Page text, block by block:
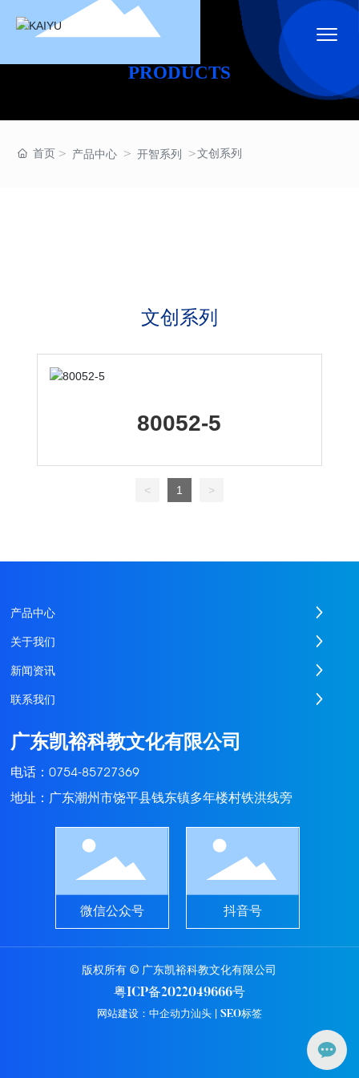
PRODUCTS
首页 产品中心 开智系列 文创系列
文创系列
80052-5
< 1 >
产品中心
关于我们
新闻资讯
联系我们
广东凯裕科教文化有限公司
电话：0754-85727369
地址：广东潮州市饶平县钱东镇多年楼村铁洪线旁
微信公众号 抖音号
版权所有 © 广东凯裕科教文化有限公司
粤ICP备2022049666号
网站建设：中企动力汕头| SEO标签